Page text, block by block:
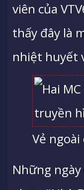
viên của
thấy đây là
nhiệt huyết
Vẻ ngoài
Những